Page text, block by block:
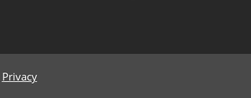
Privacy